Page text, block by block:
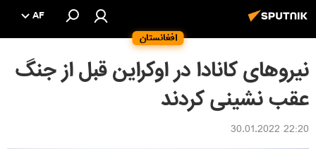
افغانستان
AF
نیروهای کانادا در اوکراین قبل از جنگ
عقب نشینی کردند
22:20 30.01.2022